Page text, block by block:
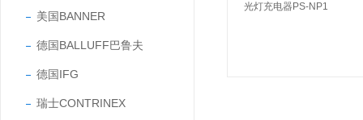
美国BANNER
德国BALLUFF巴鲁夫
德国IFG
瑞士CONTRINEX